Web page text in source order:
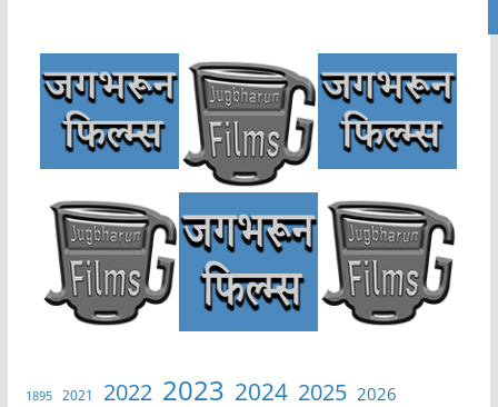
1895 2021 2022 2023 2024 2025 2026